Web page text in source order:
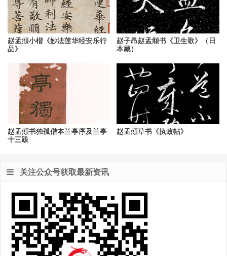
赵孟頫小楷《妙法莲华经安乐行
品》
赵子昂赵孟頫书《卫生歌》（日
本藏）
赵孟頫书独孤僧本兰亭序及兰亭
十三跋
赵孟頫草书《执政帖》
关注公众号获取最新资讯